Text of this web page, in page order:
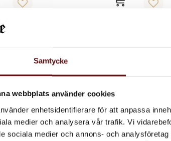
Samtycke
webbplats använder cookies
enhetsidentifierare för att anpassa
medier och analysera vår trafik. Vi
sociala medier och annons- och
Lägg till i favoriter Lägg